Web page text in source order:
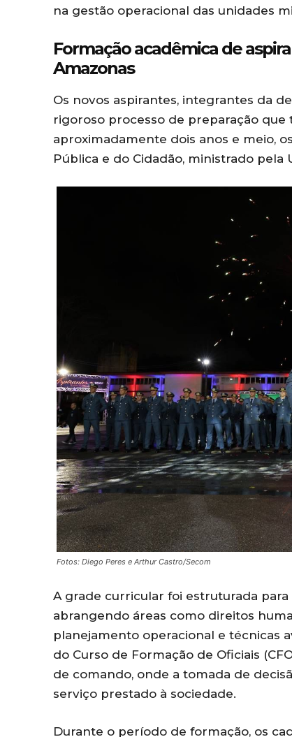
na gestão operacional das unidades
Formação acadêmica de
Amazonas
Os novos aspirantes, integrantes da
rigoroso processo de preparação
aproximadamente dois anos e meio,
Pública e do Cidadão, ministrado pela
Fotos: Diego Peres e Arthur Castro/Secom
A grade curricular foi estruturada
abrangendo áreas como direitos
planejamento operacional e técnicas
do Curso de Formação de Oficiais
de comando, onde a tomada de
serviço prestado à sociedade.
Durante o período de formação, os